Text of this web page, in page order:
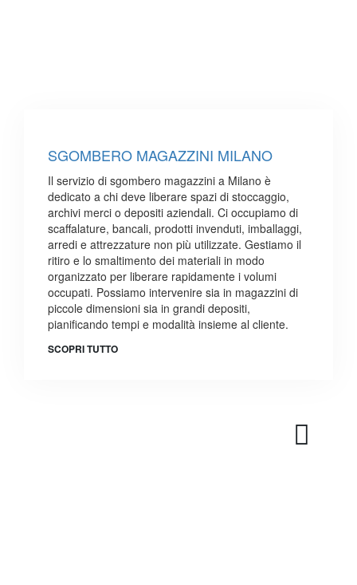
SGOMBERO MAGAZZINI MILANO
Il servizio di sgombero magazzini a Milano è
dedicato a chi deve liberare spazi di stoccaggio,
archivi merci o depositi aziendali. Ci occupiamo di
scaffalature, bancali, prodotti invenduti, imballaggi,
arredi e attrezzature non più utilizzate. Gestiamo il
ritiro e lo smaltimento dei materiali in modo
organizzato per liberare rapidamente i volumi
occupati. Possiamo intervenire sia in magazzini di
piccole dimensioni sia in grandi depositi,
pianificando tempi e modalità insieme al cliente.
SCOPRI TUTTO